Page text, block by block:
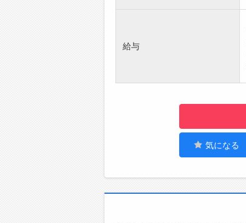
給与
気になる